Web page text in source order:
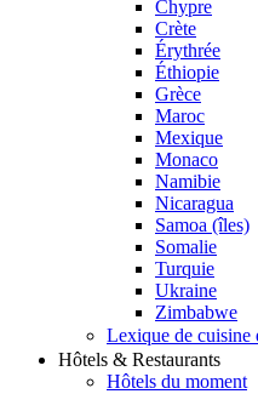
Chypre
Crète
Érythrée
Éthiopie
Grèce
Maroc
Mexique
Monaco
Namibie
Nicaragua
Samoa (îles)
Somalie
Turquie
Ukraine
Zimbabwe
Lexique de cuisine
Hôtels & Restaurants
Hôtels du moment